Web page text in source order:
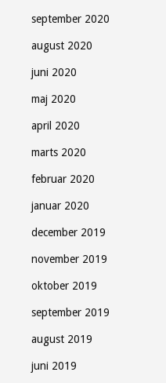
september 2020
august 2020
juni 2020
maj 2020
april 2020
marts 2020
februar 2020
januar 2020
december 2019
november 2019
oktober 2019
september 2019
august 2019
juni 2019